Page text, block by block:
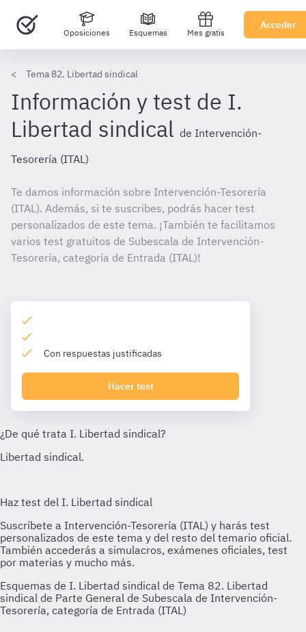
Oposiciones Esquemas Mes gratis
Acceder
Tema 82. Libertad sindical
Información y test de I.
Libertad sindical de Intervención-
Tesorería (ITAL)
Te damos información sobre Intervención-Tesorería
(ITAL). Además, si te suscribes, podrás hacer test
personalizados de este tema. ¡También te facilitamos
varios test gratuitos de Subescala de Intervención-
Tesorería, categoría de Entrada (ITAL)!
Con respuestas justificadas
Hacer test
Esquemas de I. Libertad sindical de Tema 82. Libertad
sindical de Parte General de Subescala de Intervención-
Tesorería, categoría de Entrada (ITAL)